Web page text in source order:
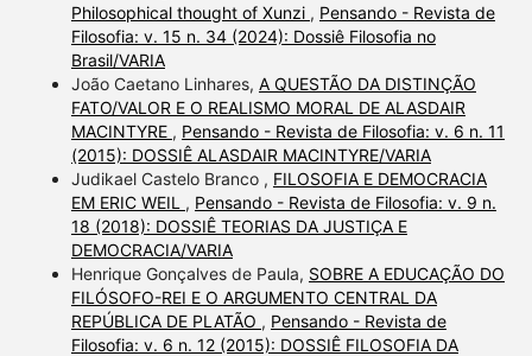
Philosophical thought of Xunzi , Pensando - Revista de
Filosofia: v. 15 n. 34 (2024): Dossiê Filosofia no
Brasil/VARIA
João Caetano Linhares, A QUESTÃO DA DISTINÇÃO
FATO/VALOR E O REALISMO MORAL DE ALASDAIR
MACINTYRE , Pensando - Revista de Filosofia: v. 6 n. 11
(2015): DOSSIÊ ALASDAIR MACINTYRE/VARIA
Judikael Castelo Branco , FILOSOFIA E DEMOCRACIA
EM ERIC WEIL , Pensando - Revista de Filosofia: v. 9 n.
18 (2018): DOSSIÊ TEORIAS DA JUSTIÇA E
DEMOCRACIA/VARIA
Henrique Gonçalves de Paula, SOBRE A EDUCAÇÃO DO
FILÓSOFO-REI E O ARGUMENTO CENTRAL DA
REPÚBLICA DE PLATÃO , Pensando - Revista de
Filosofia: v. 6 n. 12 (2015): DOSSIÊ FILOSOFIA DA